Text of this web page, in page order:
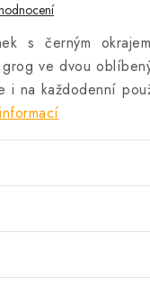
s černým
ve dvou
na každodenní